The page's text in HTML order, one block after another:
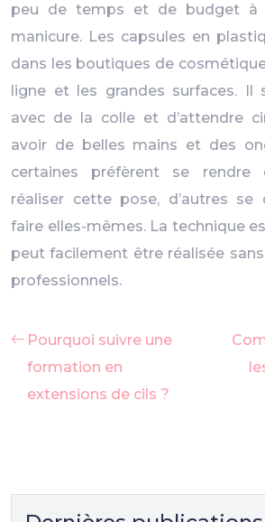
peu de temps et de budget à
manicure. Les capsules en
dans les boutiques de
ligne et les grandes surfaces. Il
avec de la colle et d’attendre
avoir de belles mains et des
certaines préfèrent se
réaliser cette pose, d’autres
faire elles-mêmes. La technique
peut facilement être réalisée
professionnels.
Pourquoi suivre une
formation en
extensions de cils ?